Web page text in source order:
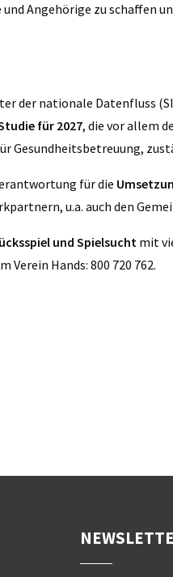
Angehörige zu schaffen
der nationale Datenfluss
für 2027, die vor allem
Gesundheitsbetreuung,
für die
u.a. auch den
und Spielsucht mit
Verein Hands: 800 720 762.